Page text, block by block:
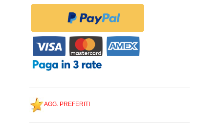
AGG. PREFERITI